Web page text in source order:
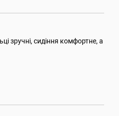
зручні, сидіння комфортне, а